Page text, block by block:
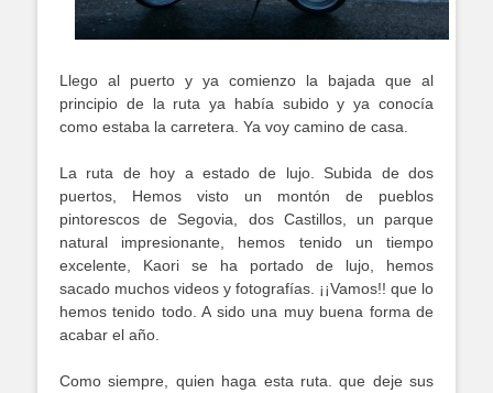
Llego al puerto y ya comienzo la bajada que al
principio de la ruta ya había subido y ya conocía
como estaba la carretera. Ya voy camino de casa.
La ruta de hoy a estado de lujo. Subida de dos
puertos, Hemos visto un montón de pueblos
pintorescos de Segovia, dos Castillos, un parque
natural impresionante, hemos tenido un tiempo
excelente, Kaori se ha portado de lujo, hemos
sacado muchos videos y fotografías. ¡¡Vamos!! que lo
hemos tenido todo. A sido una muy buena forma de
acabar el año.
Como siempre, quien haga esta ruta. que deje sus